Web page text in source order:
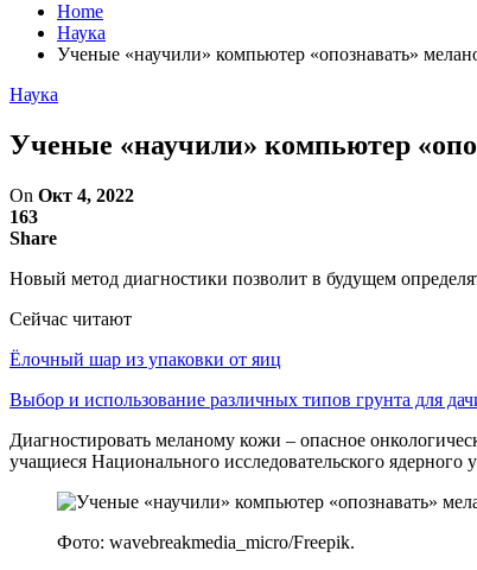
Home
Наука
Ученые «научили» компьютер «опознавать»
Наука
Ученые «научили» компьютер
On Окт 4, 2022
163
Share
Новый метод диагностики позволит в будущем
Сейчас читают
Ёлочный шар из упаковки от яиц
Выбор и использование различных типов грунта для
Диагностировать меланому кожи – опасное
учащиеся Национального исследовательского
Фото: wavebreakmedia_micro/Freepik.